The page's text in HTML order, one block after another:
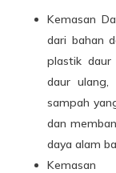
Kemasan
dari bahan
plastik daur
daur ulang,
sampah
dan
daya alam
Kemasan